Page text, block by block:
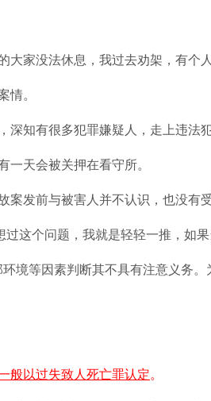
家没法休息，我过去劝架，有个
情。
深知有很多犯罪嫌疑人，走上违法
天会被关押在看守所。
发前与被害人并不认识，也没有
这个问题，我就是轻轻一推，如
境等因素判断其不具有注意义务
般以过失致人死亡罪认定。